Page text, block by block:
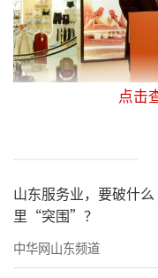
2月1日，德
点击
山东服务业，要破什
里“突围”？
中华网山东频道